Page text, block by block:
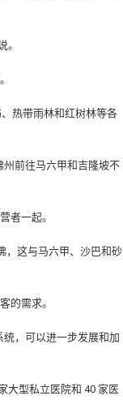
。
热带雨林和红树林等各
前往马六甲和吉隆坡不
者一起。
，这与马六甲、沙巴和砂
的需求。
，可以进一步发展和加
大型私立医院和 40 家医